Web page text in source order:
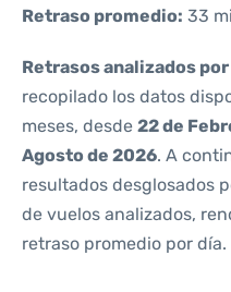
Retraso promedio: 33
Retrasos analizados
recopilado los datos
meses, desde 22 de
Agosto de 2026. A
resultados desglosados
de vuelos analizados,
retraso promedio por día.